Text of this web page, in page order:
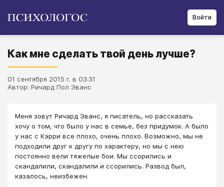
Войти
Как мне сделать твой день лучше?
01 сентября 2015 г. в 03:31
Автор: Ричард Пол Эванс
Меня зовут Ричард Эванс, я писатель, но рассказать
хочу о том, что было у нас в семье, без придумок. А было
у нас с Кэрри все плохо, очень плохо. Возможно, мы не
подходили друг к другу по характеру, но мы с нею
постоянно вели тяжелые бои. Мы ссорились и
скандалили, скандалили и ссорились. Развод был,
казалось, неизбежен.